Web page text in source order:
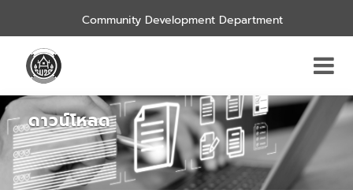
Community Development Department
ดาวน์โหลด